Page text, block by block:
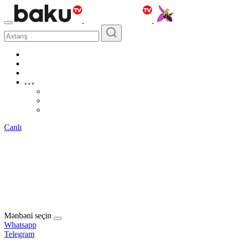
Canlı
Mənbəni seçin
Whatsapp
Telegram